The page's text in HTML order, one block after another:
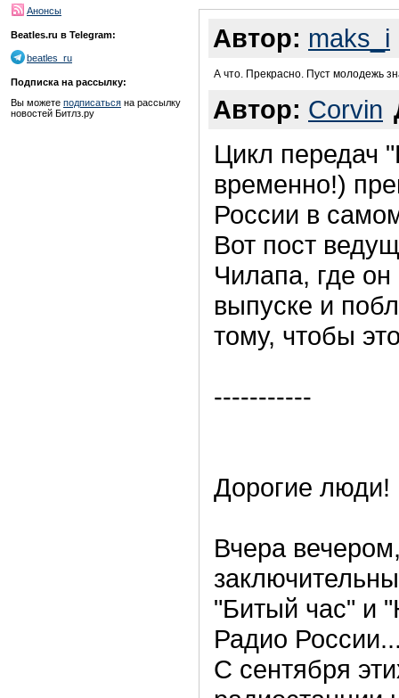
Анонсы
Beatles.ru в Telegram:
beatles_ru
Подписка на рассылку:
Вы можете подписаться на рассылку
новостей Битлз.ру
Автор: maks_i
А что. Прекрасно. Пуст молодежь
Автор: Corvin
Цикл передач
временно!)
России в
Вот пост
Чилапа, где
выпуске и
тому, чтобы
-----------
Дорогие люди!
Вчера
"Битый час" и
Радио
С сентября